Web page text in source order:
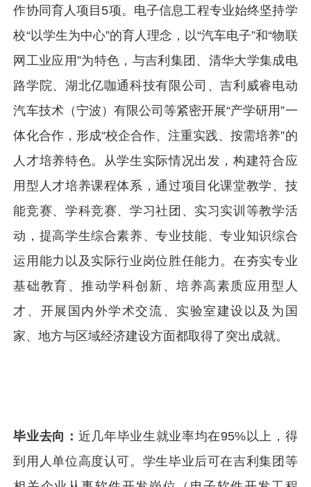
作协同育人项目5项。电子信息工程专业始终坚持学
校“以学生为中心”的育人理念，以“汽车电子”和“物联
网工业应用”为特色，与吉利集团、清华大学集成电
路学院、湖北亿咖通科技有限公司、吉利威睿电动
汽车技术（宁波）有限公司等紧密开展“产学研用”一
体化合作，形成“校企合作、注重实践、按需培养”的
人才培养特色。从学生实际情况出发，构建符合应
用型人才培养课程体系，通过项目化课堂教学、技
能竞赛、学科竞赛、学习社团、实习实训等教学活
动，提高学生综合素养、专业技能、专业知识综合
运用能力以及实际行业岗位胜任能力。在夯实专业
基础教育、推动学科创新、培养高素质应用型人
才、开展国内外学术交流、实验室建设以及为国
家、地方与区域经济建设方面都取得了突出成就。
毕业去向： 近几年毕业生就业率均在95%以上，得
到用人单位高度认可。学生毕业后可在吉利集团等